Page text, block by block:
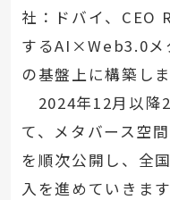
社：ドバイ、CEO
するAI×Web3.0メ
の基盤上に構築しま
2024年12月以降
て、メタバース空
を順次公開し、全
入を進めていきます